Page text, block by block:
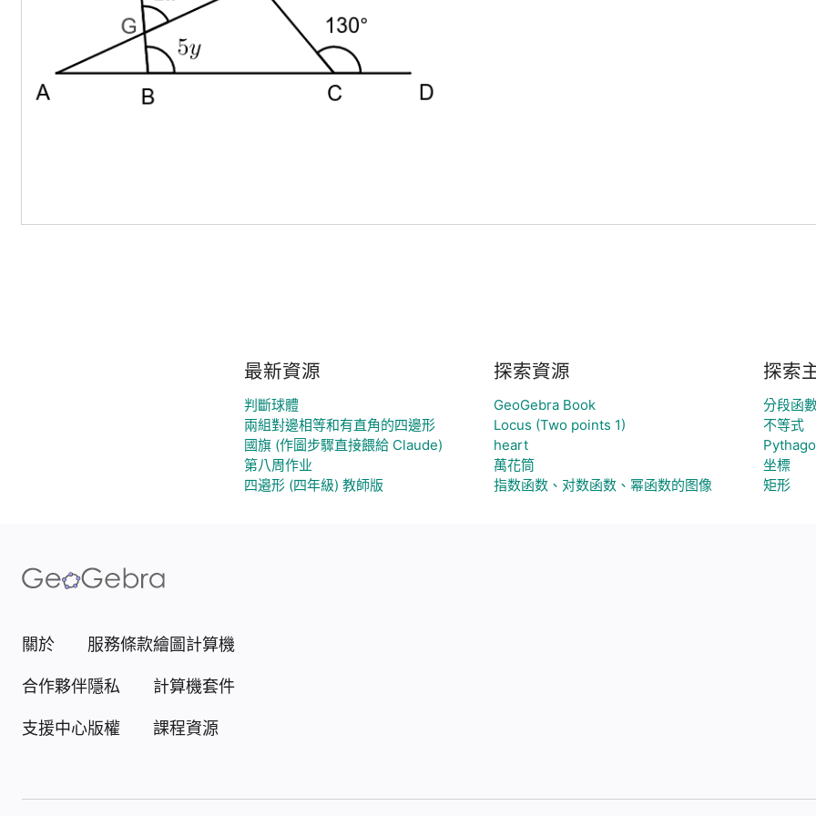
最新資源
判斷球體
兩組對邊相等和有直角的四邊形
國旗 (作圖步驟直接餵給 Claude)
第八周作业
四邉形 (四年級) 教師版
探索資源
GeoGebra Book
Locus (Two points 1)
heart
萬花筒
指数函数、对数函数、幂函数的图像
探索
分段函
不等式
坐標
矩形
關於
合作夥伴
支援中心
服務條款
隱私
版權
繪圖計算機
計算機套件
課程資源